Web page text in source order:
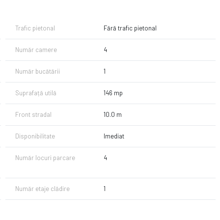
zilei.
Trafic pietonal Fără trafic pietonal
Număr camere 4
Număr bucătării 1
Suprafață utilă 146 mp
Front stradal 10.0 m
Disponibilitate Imediat
Număr locuri parcare 4
Număr etaje clădire 1